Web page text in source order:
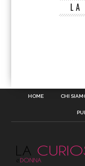
HOME CHI